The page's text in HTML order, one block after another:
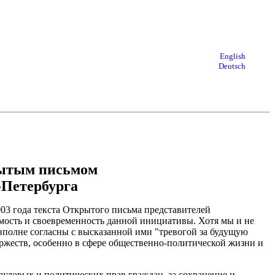
English
Deutsch
письмом
текста Открытого письма представителей
и своевременность данной инициативы. Хотя мы и не
согласны с высказанной ими "тревогой за будущую
особенно в сфере общественно-политической жизни и